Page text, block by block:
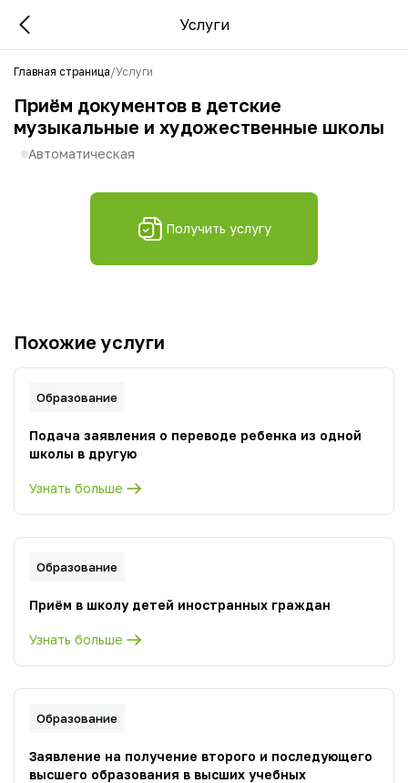
Услуги
Главная страница/Услуги
Приём документов в детские
музыкальные и художественные школы
Автоматическая
Получить услугу
Похожие услуги
Образование
Подача заявления о переводе ребенка из одной
школы в другую
Узнать больше
Образование
Приём в школу детей иностранных граждан
Узнать больше
Образование
Заявление на получение второго и последующего
высшего образования в высших учебных